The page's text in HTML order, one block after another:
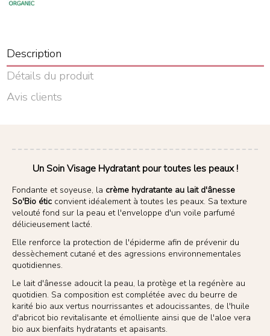
Description
Détails du produit
Avis clients
Un Soin Visage Hydratant pour toutes les peaux !
Fondante et soyeuse, la crème hydratante au lait d'ânesse
So'Bio étic convient idéalement à toutes les peaux. Sa texture
velouté fond sur la peau et l'enveloppe d'un voile parfumé
délicieusement lacté.
Elle renforce la protection de l'épiderme afin de prévenir du
dessèchement cutané et des agressions environnementales
quotidiennes.
Le lait d'ânesse adoucit la peau, la protège et la regénère au
quotidien. Sa composition est complétée avec du beurre de
karité bio aux vertus nourrissantes et adoucissantes, de l'huile
d'abricot bio revitalisante et émolliente ainsi que de l'aloe vera
bio aux bienfaits hydratants et apaisants.